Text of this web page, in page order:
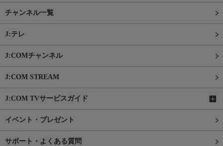
チャンネル一覧
J:テレ
J:COMチャンネル
J:COM STREAM
J:COM TVサービスガイド
イベント・プレゼント
サポート・よくある質問